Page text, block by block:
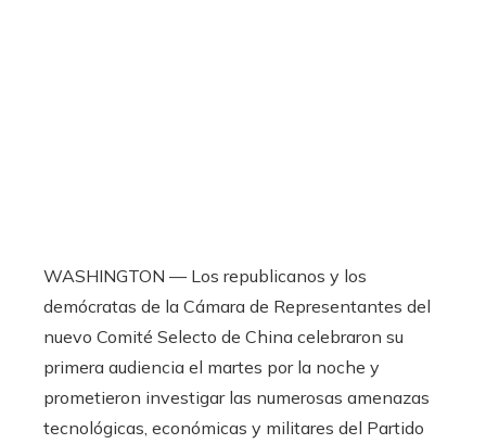
WASHINGTON — Los republicanos y los
demócratas de la Cámara de Representantes del
nuevo Comité Selecto de China celebraron su
primera audiencia el martes por la noche y
prometieron investigar las numerosas amenazas
tecnológicas, económicas y militares del Partido